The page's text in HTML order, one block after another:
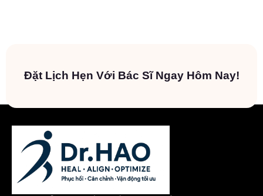
Đặt Lịch Hẹn Với Bác Sĩ Ngay Hôm Nay!